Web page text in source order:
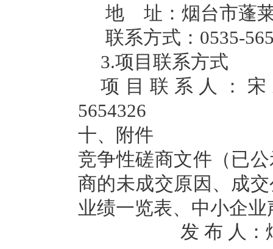
地
址：烟台市蓬
联系方式： 0535-
3.项目联系方式
项目联系人：
5654326
十、附件
竞争性磋商文件（已
商的未成交原因、成
业绩一览表、中小企
发 布 人：